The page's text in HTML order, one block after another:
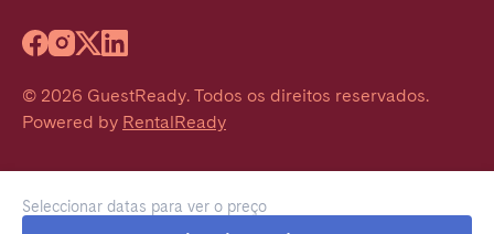
Seleccionar datas para ver o preço
© 2026 GuestReady. Todos os direitos reservados.
Powered by RentalReady